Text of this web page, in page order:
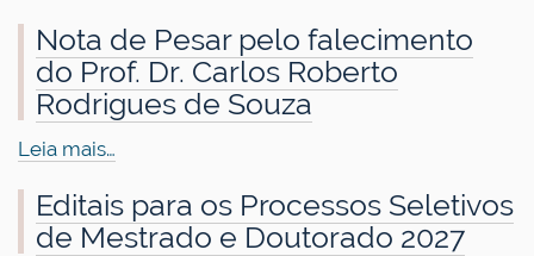
Nota de Pesar pelo falecimento
do Prof. Dr. Carlos Roberto
Rodrigues de Souza
Leia mais…
Editais para os Processos Seletivos
de Mestrado e Doutorado 2027